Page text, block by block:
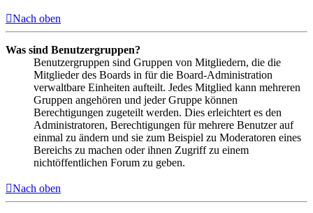
Nach oben
Was sind Benutzergruppen?
Benutzergruppen sind Gruppen von Mitgliedern, die die
Mitglieder des Boards in für die Board-Administration
verwaltbare Einheiten aufteilt. Jedes Mitglied kann mehreren
Gruppen angehören und jeder Gruppe können
Berechtigungen zugeteilt werden. Dies erleichtert es den
Administratoren, Berechtigungen für mehrere Benutzer auf
einmal zu ändern und sie zum Beispiel zu Moderatoren eines
Bereichs zu machen oder ihnen Zugriff zu einem
nichtöffentlichen Forum zu geben.
Nach oben